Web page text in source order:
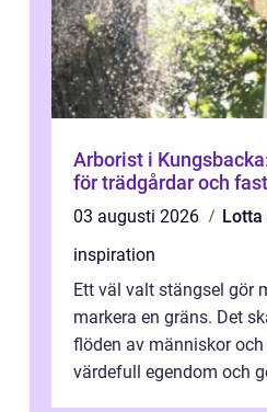
Arborist i
för trädgårdar och
03 augusti 2026
Lotta
inspiration
Ett väl valt stängsel gör
markera en gräns. Det
flöden av människor
värdefull egendom och